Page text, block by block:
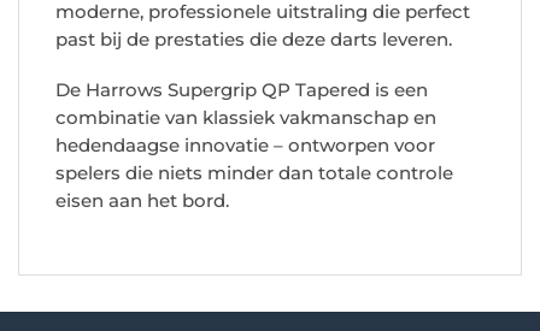
moderne, professionele uitstraling die perfect
past bij de prestaties die deze darts leveren.
De Harrows Supergrip QP Tapered is een
combinatie van klassiek vakmanschap en
hedendaagse innovatie – ontworpen voor
spelers die niets minder dan totale controle
eisen aan het bord.